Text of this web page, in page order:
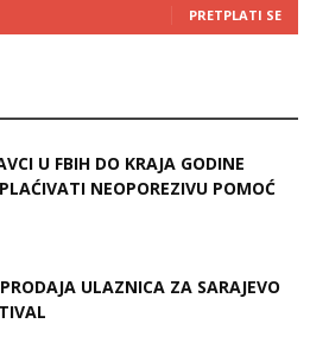
PRETPLATI SE
U FBIH DO KRAJA GODINE
NEOPOREZIVU POMOĆ
ULAZNICA ZA SARAJEVO